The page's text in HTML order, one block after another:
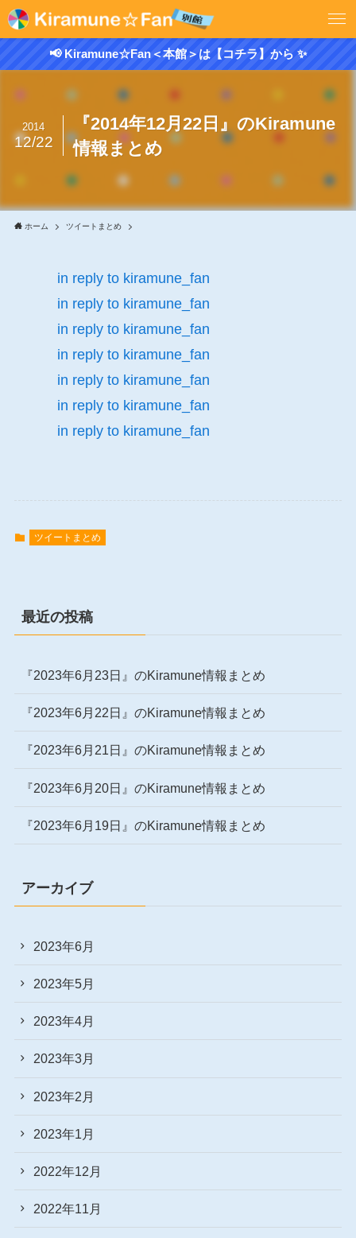
📢 Kiramune☆Fan＜本館＞は【コチラ】から ✨
『2014年12月22日』のKiramune
情報まとめ
2014
12/22
ホーム ツイートまとめ
in reply to kiramune_fan
in reply to kiramune_fan
in reply to kiramune_fan
in reply to kiramune_fan
in reply to kiramune_fan
in reply to kiramune_fan
in reply to kiramune_fan
ツイートまとめ
最近の投稿
『2023年6月23日』のKiramune情報まとめ
『2023年6月22日』のKiramune情報まとめ
『2023年6月21日』のKiramune情報まとめ
『2023年6月20日』のKiramune情報まとめ
『2023年6月19日』のKiramune情報まとめ
アーカイブ
2023年6月
2023年5月
2023年4月
2023年3月
2023年2月
2023年1月
2022年12月
2022年11月